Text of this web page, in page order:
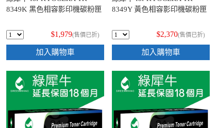
8349K 黑色相容影印機碳粉匣
$1,979(售價已折)
加入購物車
8349Y 黃色相容影印機碳粉匣
$2,370(售價已折)
加入購物車